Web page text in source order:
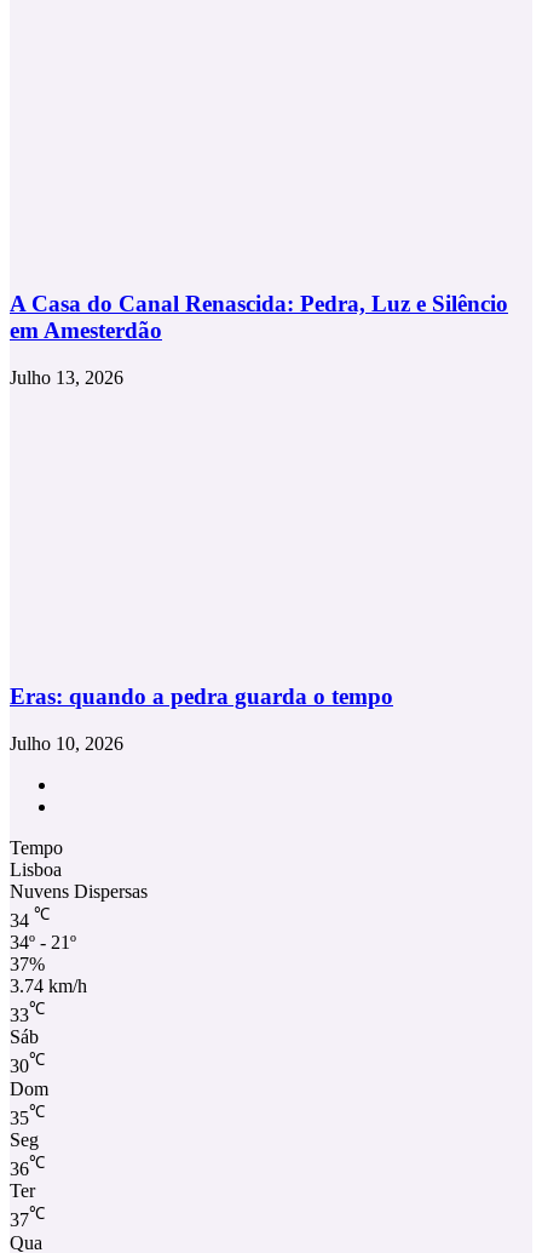
A Casa do Canal Renascida: Pedra, Luz e Silêncio
em Amesterdão
Julho 13, 2026
Eras: quando a pedra guarda o tempo
Julho 10, 2026
Tempo
Lisboa
Nuvens Dispersas
34 ℃
34º - 21º
37%
3.74 km/h
33℃
Sáb
30℃
Dom
35℃
Seg
36℃
Ter
37℃
Qua